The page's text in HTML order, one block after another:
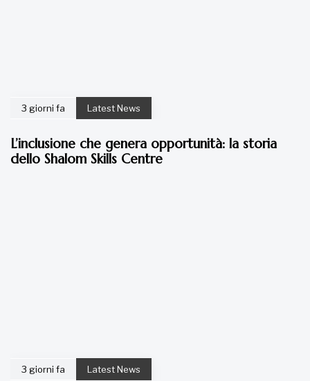
3 giorni fa Latest News
L’inclusione che genera opportunità: la storia
dello Shalom Skills Centre
3 giorni fa Latest News